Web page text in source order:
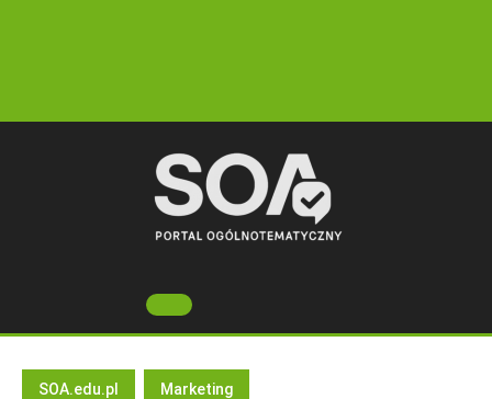
Open
Button
SOA.edu.pl Marketing